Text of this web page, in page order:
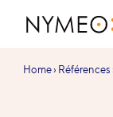
Vous
Home› Références